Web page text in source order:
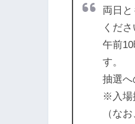
両日
くださ
午前
す。
抽選へ
※入場
（な